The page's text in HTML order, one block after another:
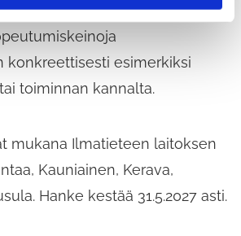
ilmastonmuutoksen
konkreettisesti esimerkiksi
toiminnan kannalta.
mukana Ilmatieteen laitoksen
Kauniainen, Kerava,
Hanke kestää 31.5.2027 asti.